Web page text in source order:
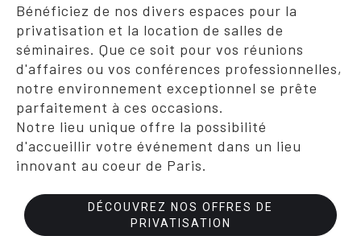
Bénéficiez de nos divers espaces pour la
privatisation et la location de salles de
séminaires. Que ce soit pour vos réunions
d'affaires ou vos conférences professionnelles,
notre environnement exceptionnel se prête
parfaitement à ces occasions.
Notre lieu unique offre la possibilité
d'accueillir votre événement dans un lieu
innovant au coeur de Paris.
DÉCOUVREZ NOS OFFRES DE
PRIVATISATION